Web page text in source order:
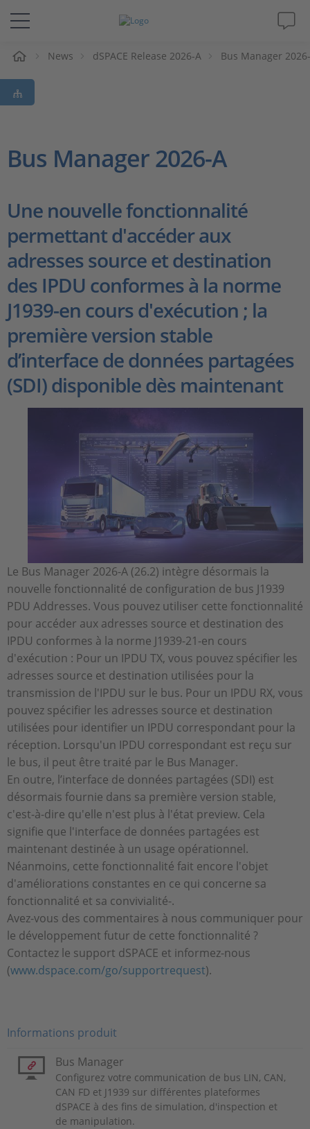
Solutions & Produits
Support
Carrières
News dSPACE Release 2026-A Bus Manager
Bus Manager 2026-A
Une nouvelle fonctionnalité
permettant d'accéder aux
adresses source et destination
des IPDU conformes à la norme
J1939-en cours d'exécution ; la
première version stable
d’interface de données partagées
(SDI) disponible dès maintenant
Le Bus Manager 2026-A (26.2) intègre désormais la
nouvelle fonctionnalité de configuration de bus J1939
PDU Addresses. Vous pouvez utiliser cette fonctionnalité
pour accéder aux adresses source et destination des
IPDU conformes à la norme J1939-21-en cours
d'exécution : Pour un IPDU TX, vous pouvez spécifier les
adresses source et destination utilisées pour la
transmission de l'IPDU sur le bus. Pour un IPDU RX, vous
pouvez spécifier les adresses source et destination
utilisées pour identifier un IPDU correspondant pour la
réception. Lorsqu'un IPDU correspondant est reçu sur
le bus, il peut être traité par le Bus Manager.
En outre, l’interface de données partagées (SDI) est
désormais fournie dans sa première version stable,
c'est-à-dire qu'elle n'est plus à l'état preview. Cela
signifie que l'interface de données partagées est
maintenant destinée à un usage opérationnel.
Néanmoins, cette fonctionnalité fait encore l'objet
d'améliorations constantes en ce qui concerne sa
fonctionnalité et sa convivialité-.
Avez-vous des commentaires à nous communiquer pour
le développement futur de cette fonctionnalité ?
Contactez le support dSPACE et informez-nous
(www.dspace.com/go/supportrequest).
Informations produit
Bus Manager
Configurez votre communication de bus LIN, CAN,
CAN FD et J1939 sur différentes plateformes
dSPACE à des fins de simulation, d'inspection et
de manipulation.